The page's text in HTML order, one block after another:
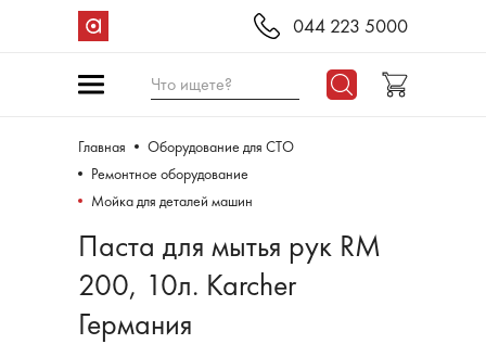
044 223 5000
Что ищете?
Главная
Оборудование для СТО
Ремонтное оборудование
Мойка для деталей машин
Паста для мытья рук RM
200, 10л. Karcher
Германия